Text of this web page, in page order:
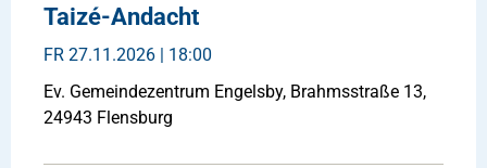
Taizé-Andacht
FR 27.11.2026 | 18:00
Ev. Gemeindezentrum Engelsby, Brahmsstraße 13,
24943 Flensburg